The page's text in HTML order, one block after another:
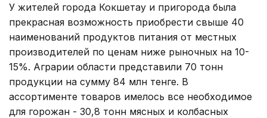
У жителей города Кокшетау и пригорода была
прекрасная возможность приобрести свыше 40
наименований продуктов питания от местных
производителей по ценам ниже рыночных на 10-
15%. Аграрии области представили 70 тонн
продукции на сумму 84 млн тенге. В
ассортименте товаров имелось все необходимое
для горожан - 30,8 тонн мясных и колбасных